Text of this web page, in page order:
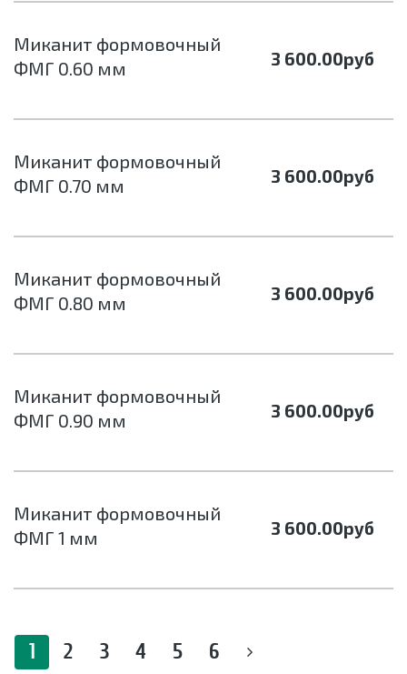
Миканит формовочный
ФМГ 0.60 мм
3 600.00руб
Миканит формовочный
ФМГ 0.70 мм
3 600.00руб
Миканит формовочный
ФМГ 0.80 мм
3 600.00руб
Миканит формовочный
ФМГ 0.90 мм
3 600.00руб
Миканит формовочный
ФМГ 1 мм
3 600.00руб
1 2 3 4 5 6